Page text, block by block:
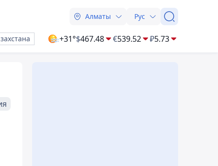
Алматы Рус
+31°$467.48 €539.52 ₽5.73